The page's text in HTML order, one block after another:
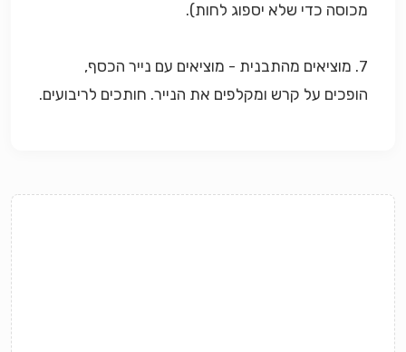
מכוסה כדי שלא יספוג לחות).
7. מוציאים מהתבנית - מוציאים עם נייר הכסף,
הופכים על קרש ומקלפים את הנייר. חותכים לריבועים.